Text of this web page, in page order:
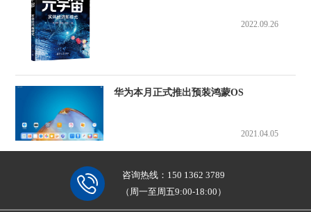
2022.09.26
华为本月正式推出预装鸿蒙OS
2021.04.05
咨询热线： 150 1362 3789
（周一至周五9:00-18:00）